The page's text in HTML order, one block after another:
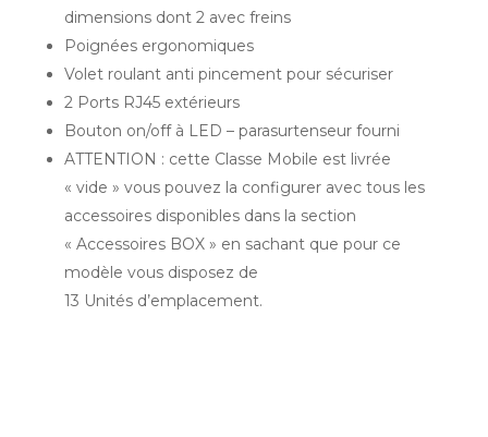
dimensions dont 2 avec freins
Poignées ergonomiques
Volet roulant anti pincement pour sécuriser
2 Ports RJ45 extérieurs
Bouton on/off à LED – parasurtenseur fourni
ATTENTION : cette Classe Mobile est livrée
« vide » vous pouvez la configurer avec tous les
accessoires disponibles dans la section
« Accessoires BOX » en sachant que pour ce
modèle vous disposez de
13 Unités d’emplacement.